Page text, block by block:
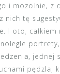
i mozolnie, z
nich tę
I oto,
jednej
pędzla,